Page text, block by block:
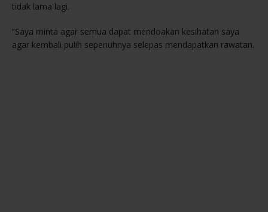
tidak lama lagi.
“Saya minta agar semua dapat mendoakan kesihatan saya
agar kembali pulih sepenuhnya selepas mendapatkan rawatan.